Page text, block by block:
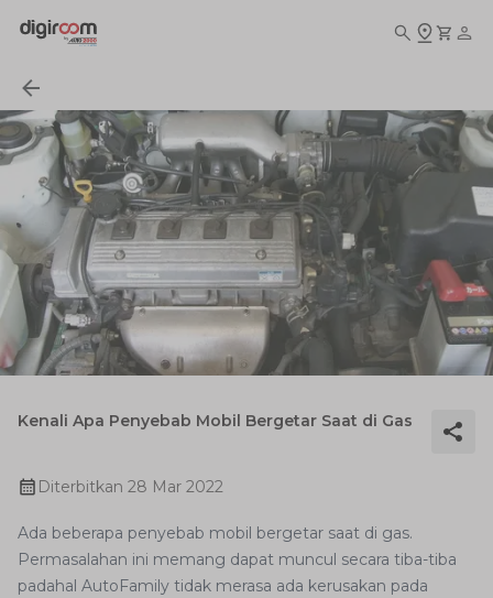
Kenali Apa Penyebab Mobil Bergetar Saat di Gas
Diterbitkan 28 Mar 2022
Ada beberapa penyebab mobil bergetar saat di gas.
Permasalahan ini memang dapat muncul secara tiba-tiba
padahal AutoFamily tidak merasa ada kerusakan pada